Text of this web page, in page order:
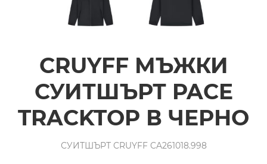
CRUYFF МЪЖКИ
СУИТШЪРТ PACE
TRACKTOP В ЧЕРНО
СУИТШЪРТ CRUYFF CA261018.998